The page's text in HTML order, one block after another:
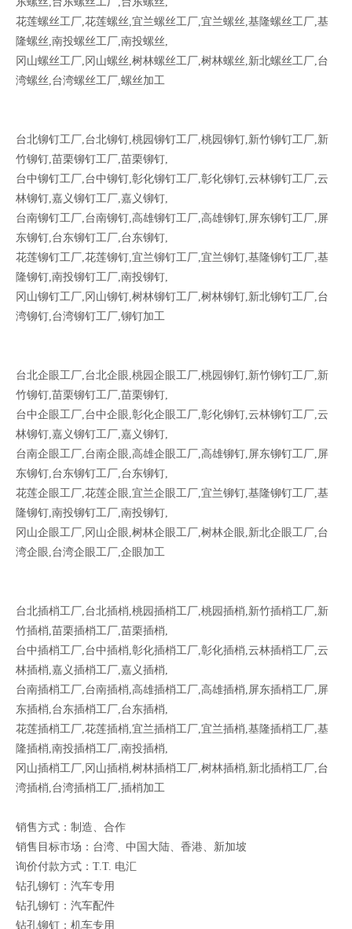
花莲螺丝工厂,花莲螺丝,宜兰螺丝工厂,宜兰螺丝,基隆螺丝工厂,基
隆螺丝,南投螺丝工厂,南投螺丝,
冈山螺丝工厂,冈山螺丝,树林螺丝工厂,树林螺丝,新北螺丝工厂,台
湾螺丝,台湾螺丝工厂,螺丝加工
台北铆钉工厂,台北铆钉,桃园铆钉工厂,桃园铆钉,新竹铆钉工厂,新
竹铆钉,苗栗铆钉工厂,苗栗铆钉,
台中铆钉工厂,台中铆钉,彰化铆钉工厂,彰化铆钉,云林铆钉工厂,云
林铆钉,嘉义铆钉工厂,嘉义铆钉,
台南铆钉工厂,台南铆钉,高雄铆钉工厂,高雄铆钉,屏东铆钉工厂,屏
东铆钉,台东铆钉工厂,台东铆钉,
花莲铆钉工厂,花莲铆钉,宜兰铆钉工厂,宜兰铆钉,基隆铆钉工厂,基
隆铆钉,南投铆钉工厂,南投铆钉,
冈山铆钉工厂,冈山铆钉,树林铆钉工厂,树林铆钉,新北铆钉工厂,台
湾铆钉,台湾铆钉工厂,铆钉加工
台北企眼工厂,台北企眼,桃园企眼工厂,桃园铆钉,新竹铆钉工厂,新
竹铆钉,苗栗铆钉工厂,苗栗铆钉,
台中企眼工厂,台中企眼,彰化企眼工厂,彰化铆钉,云林铆钉工厂,云
林铆钉,嘉义铆钉工厂,嘉义铆钉,
台南企眼工厂,台南企眼,高雄企眼工厂,高雄铆钉,屏东铆钉工厂,屏
东铆钉,台东铆钉工厂,台东铆钉,
花莲企眼工厂,花莲企眼,宜兰企眼工厂,宜兰铆钉,基隆铆钉工厂,基
隆铆钉,南投铆钉工厂,南投铆钉,
冈山企眼工厂,冈山企眼,树林企眼工厂,树林企眼,新北企眼工厂,台
湾企眼,台湾企眼工厂,企眼加工
台北插梢工厂,台北插梢,桃园插梢工厂,桃园插梢,新竹插梢工厂,新
竹插梢,苗栗插梢工厂,苗栗插梢,
台中插梢工厂,台中插梢,彰化插梢工厂,彰化插梢,云林插梢工厂,云
林插梢,嘉义插梢工厂,嘉义插梢,
台南插梢工厂,台南插梢,高雄插梢工厂,高雄插梢,屏东插梢工厂,屏
东插梢,台东插梢工厂,台东插梢,
花莲插梢工厂,花莲插梢,宜兰插梢工厂,宜兰插梢,基隆插梢工厂,基
隆插梢,南投插梢工厂,南投插梢,
冈山插梢工厂,冈山插梢,树林插梢工厂,树林插梢,新北插梢工厂,台
湾插梢,台湾插梢工厂,插梢加工
销售方式：制造、合作
销售目标市场：台湾、中国大陆、香港、新加坡
询价付款方式：T.T. 电汇
钻孔铆钉：汽车专用
钻孔铆钉：汽车配件
钻孔铆钉：机车专用